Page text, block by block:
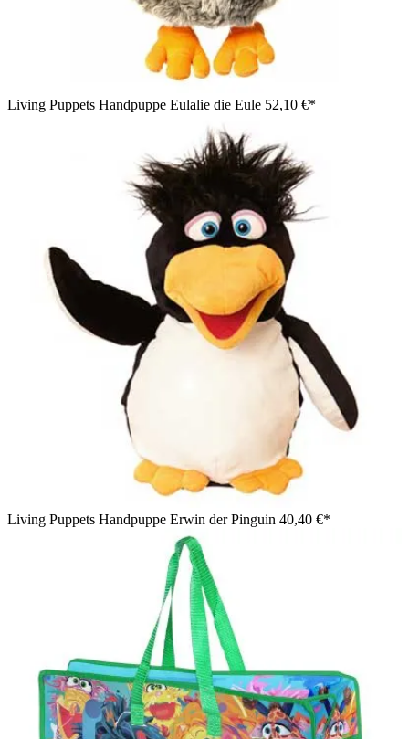
Living Puppets Handpuppe Eulalie die Eule 52,10 €*
Living Puppets Handpuppe Erwin der Pinguin 40,40 €*